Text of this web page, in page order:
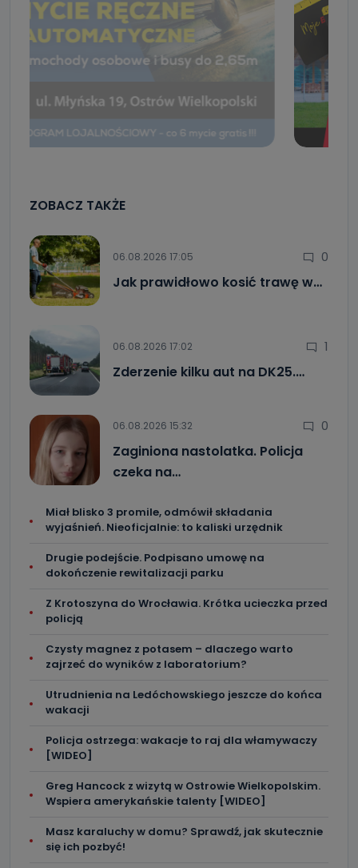
ZOBACZ TAKŻE
06.08.2026 17:05 0
Jak prawidłowo kosić trawę w…
06.08.2026 17:02 1
Zderzenie kilku aut na DK25.…
06.08.2026 15:32 0
Zaginiona nastolatka. Policja
czeka na…
Miał blisko 3 promile, odmówił składania
wyjaśnień. Nieoficjalnie: to kaliski urzędnik
Drugie podejście. Podpisano umowę na
dokończenie rewitalizacji parku
Z Krotoszyna do Wrocławia. Krótka ucieczka przed
policją
Czysty magnez z potasem – dlaczego warto
zajrzeć do wyników z laboratorium?
Utrudnienia na Ledóchowskiego jeszcze do końca
wakacji
Policja ostrzega: wakacje to raj dla włamywaczy
[WIDEO]
Greg Hancock z wizytą w Ostrowie Wielkopolskim.
Wspiera amerykańskie talenty [WIDEO]
Masz karaluchy w domu? Sprawdź, jak skutecznie
się ich pozbyć!